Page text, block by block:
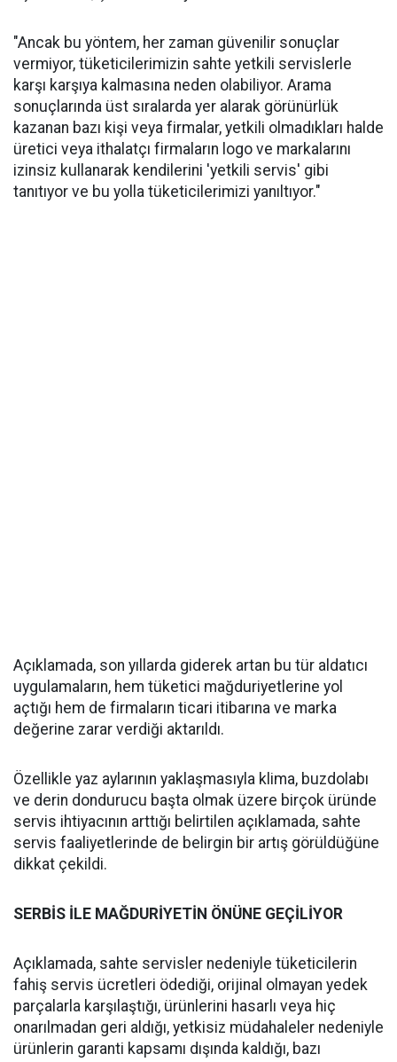
"Ancak bu yöntem, her zaman güvenilir sonuçlar
vermiyor, tüketicilerimizin sahte yetkili servislerle
karşı karşıya kalmasına neden olabiliyor. Arama
sonuçlarında üst sıralarda yer alarak görünürlük
kazanan bazı kişi veya firmalar, yetkili olmadıkları halde
üretici veya ithalatçı firmaların logo ve markalarını
izinsiz kullanarak kendilerini 'yetkili servis' gibi
tanıtıyor ve bu yolla tüketicilerimizi yanıltıyor."
Açıklamada, son yıllarda giderek artan bu tür aldatıcı
uygulamaların, hem tüketici mağduriyetlerine yol
açtığı hem de firmaların ticari itibarına ve marka
değerine zarar verdiği aktarıldı.
Özellikle yaz aylarının yaklaşmasıyla klima, buzdolabı
ve derin dondurucu başta olmak üzere birçok üründe
servis ihtiyacının arttığı belirtilen açıklamada, sahte
servis faaliyetlerinde de belirgin bir artış görüldüğüne
dikkat çekildi.
SERBİS İLE MAĞDURİYETİN ÖNÜNE GEÇİLİYOR
Açıklamada, sahte servisler nedeniyle tüketicilerin
fahiş servis ücretleri ödediği, orijinal olmayan yedek
parçalarla karşılaştığı, ürünlerini hasarlı veya hiç
onarılmadan geri aldığı, yetkisiz müdahaleler nedeniyle
ürünlerin garanti kapsamı dışında kaldığı, bazı